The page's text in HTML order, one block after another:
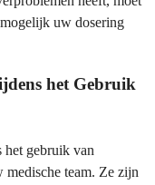
uw dosering
het Gebruik
het gebruik van
team. Ze zijn